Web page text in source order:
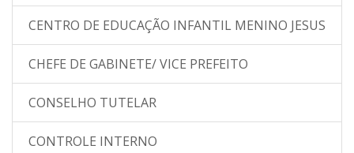
CENTRO DE EDUCAÇÃO INFANTIL MENINO JESUS
CHEFE DE GABINETE/ VICE PREFEITO
CONSELHO TUTELAR
CONTROLE INTERNO